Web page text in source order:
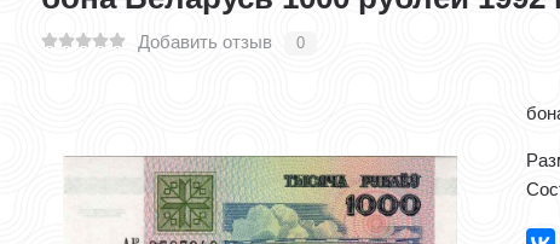
Добавить отзыв 0